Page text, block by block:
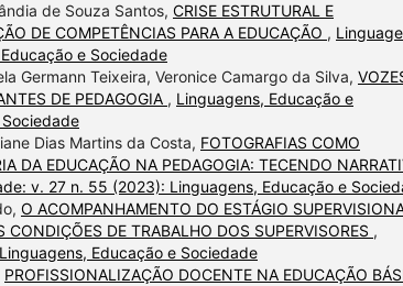
de Souza Santos, CRISE ESTRUTURAL E
DE COMPETÊNCIAS PARA A EDUCAÇÃO ,
e Sociedade
Germann Teixeira, Veronice Camargo da Silva,
DE PEDAGOGIA , Linguagens, Educação e
Dias Martins da Costa, FOTOGRAFIAS COMO
DA EDUCAÇÃO NA PEDAGOGIA: TECENDO
v. 27 n. 55 (2023): Linguagens, Educação e
O ACOMPANHAMENTO DO ESTÁGIO
DE TRABALHO DOS SUPERVISORES ,
Educação e Sociedade
PROFISSIONALIZAÇÃO DOCENTE NA EDUCAÇÃO